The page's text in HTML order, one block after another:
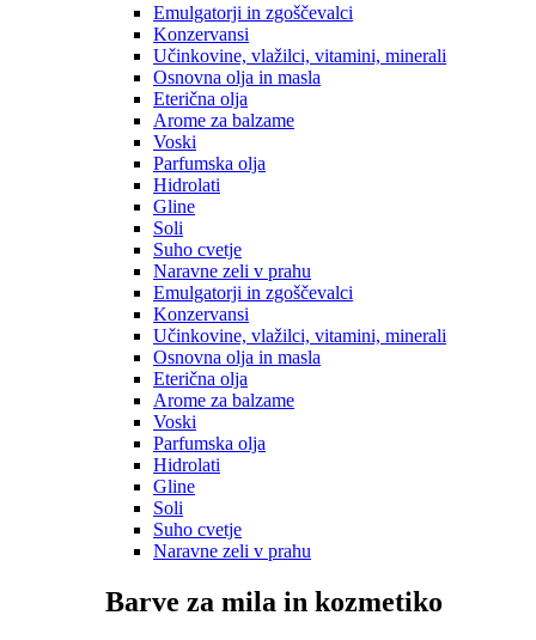
Emulgatorji in zgoščevalci
Konzervansi
Učinkovine, vlažilci, vitamini, minerali
Osnovna olja in masla
Eterična olja
Arome za balzame
Voski
Parfumska olja
Hidrolati
Gline
Soli
Suho cvetje
Naravne zeli v prahu
Emulgatorji in zgoščevalci
Konzervansi
Učinkovine, vlažilci, vitamini, minerali
Osnovna olja in masla
Eterična olja
Arome za balzame
Voski
Parfumska olja
Hidrolati
Gline
Soli
Suho cvetje
Naravne zeli v prahu
Barve za mila in kozmetiko